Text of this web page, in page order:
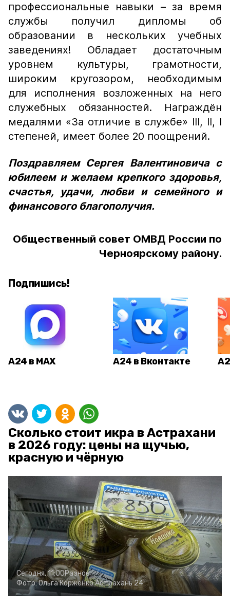
профессиональные навыки – за время
службы получил дипломы об
образовании в нескольких учебных
заведениях! Обладает достаточным
уровнем культуры, грамотности,
широким кругозором, необходимым
для исполнения возложенных на него
служебных обязанностей. Награждён
медалями «За отличие в службе» III, II, I
степеней, имеет более 20 поощрений.
Поздравляем Сергея Валентиновича с
юбилеем и желаем крепкого здоровья,
счастья, удачи, любви и семейного и
финансового благополучия.
Общественный совет ОМВД России по
Черноярскому району.
Подпишись!
А24 в MAX А24 в Вконтакте
Сколько стоит икра в Астрахани
в 2026 году: цены на щучью,
красную и чёрную
Сегодня, 11:00Разное
Фото:Ольга КорженкоАстрахань 24